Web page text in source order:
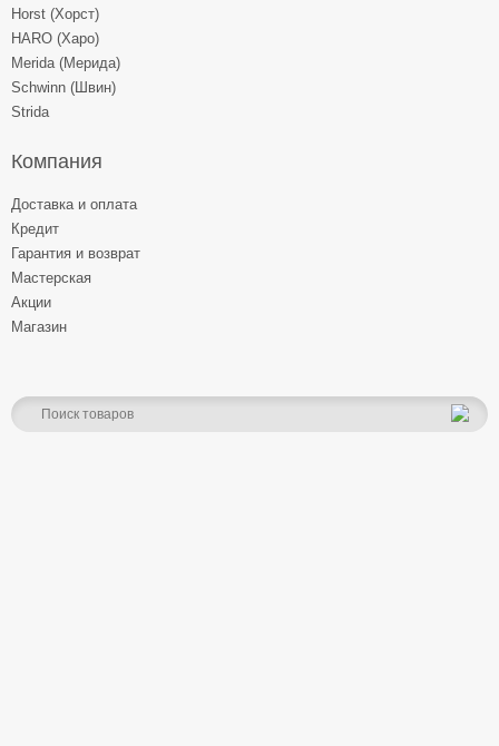
Horst (Хорст)
HARO (Харо)
Merida (Мерида)
Schwinn (Швин)
Strida
Компания
Доставка и оплата
Кредит
Гарантия и возврат
Мастерская
Акции
Магазин